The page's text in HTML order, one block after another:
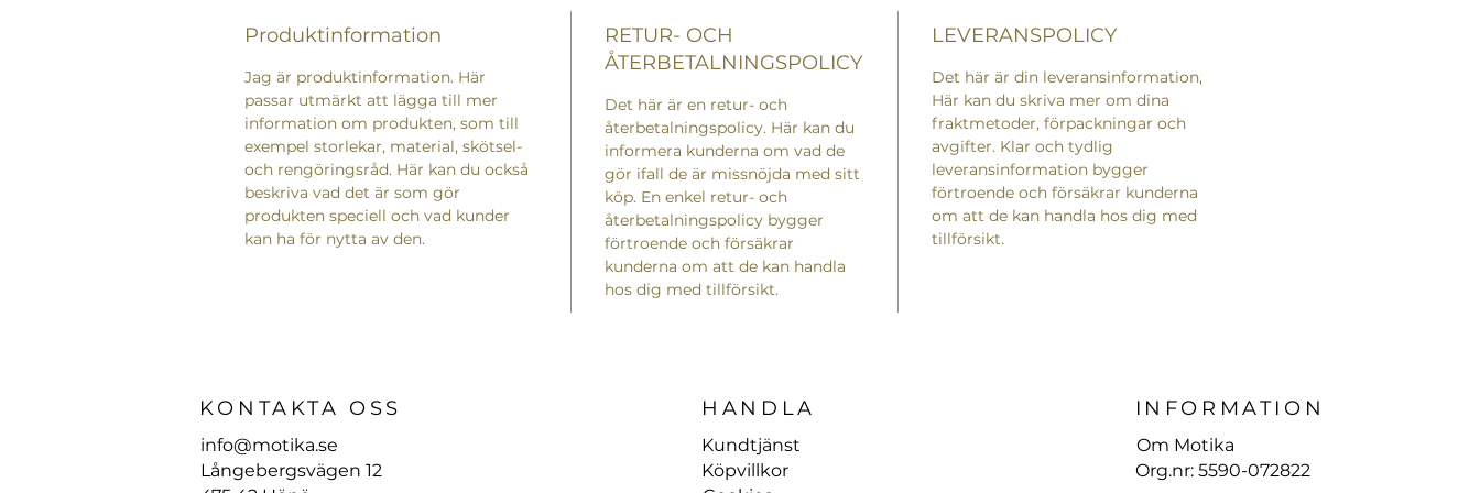
Produktinformation
Jag är produktinformation. Här
passar utmärkt att lägga till mer
information om produkten, som till
exempel storlekar, material, skötsel-
och rengöringsråd. Här kan du också
beskriva vad det är som gör
produkten speciell och vad kunder
kan ha för nytta av den.
RETUR- OCH
ÅTERBETALNINGSPOLICY
Det här är en retur- och
återbetalningspolicy. Här kan du
informera kunderna om vad de
gör ifall de är missnöjda med sitt
köp. En enkel retur- och
återbetalningspolicy bygger
förtroende och försäkrar
kunderna om att de kan handla
hos dig med tillförsikt.
LEVERANSPOLICY
Det här är din leveransinformation,
Här kan du skriva mer om dina
fraktmetoder, förpackningar och
avgifter. Klar och tydlig
leveransinformation bygger
förtroende och försäkrar kunderna
om att de kan handla hos dig med
tillförsikt.
KONTAKTA OSS
info@motika.se
Långebergsvägen 12
HANDLA
Kundtjänst
Köpvillkor
INFORMATION
Om Motika
Org.nr: 5590-072822